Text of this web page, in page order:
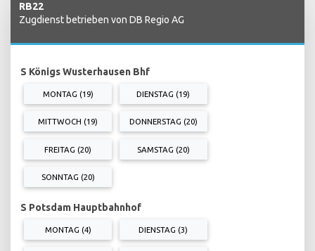
RB22
Zugdienst betrieben von DB Regio AG
S Königs Wusterhausen Bhf
MONTAG (19) DIENSTAG (19)
MITTWOCH (19) DONNERSTAG (20)
FREITAG (20) SAMSTAG (20)
SONNTAG (20)
S Potsdam Hauptbahnhof
MONTAG (4) DIENSTAG (3)